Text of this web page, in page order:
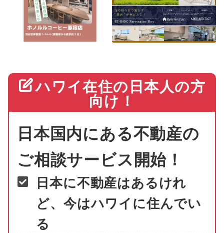
ハワイ在住の日本人の方
向け！
日本国内にある不動産の
ご相談サービス開始！
日本に不動産はあるけれ
ど、今はハワイに住んでい
る